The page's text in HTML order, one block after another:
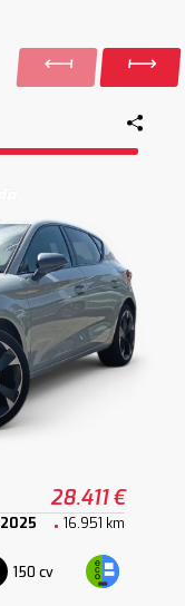
28.411 €
2025 16.951 km
150 cv